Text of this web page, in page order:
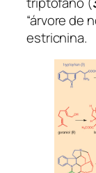
“árvore de
estricnina.